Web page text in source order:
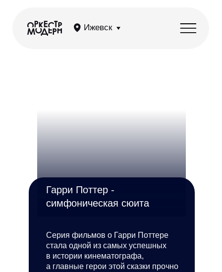
Гарри Поттер -
симфоническая сюита
Серия фильмов о Гарри Поттере
стала одной из самых успешных
в истории кинематографа,
а главные герои этой сказки прочно